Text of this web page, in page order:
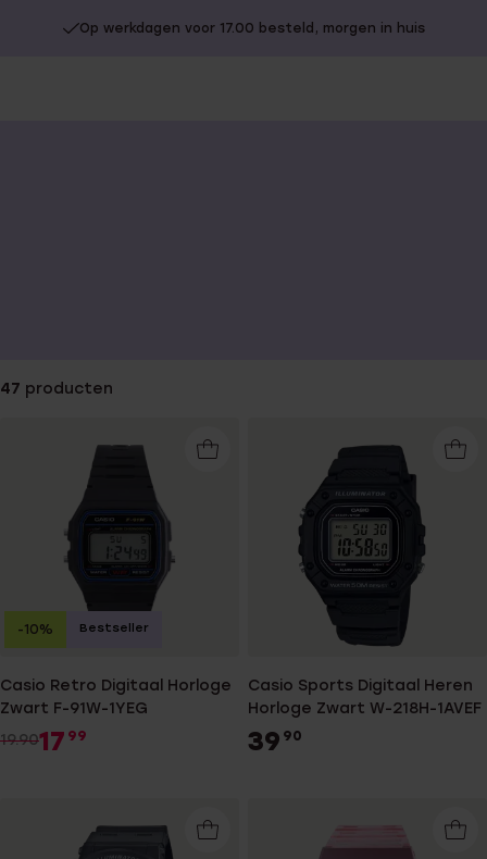
Op werkdagen voor 17.00 besteld, morgen in huis
Gratis verzending vanaf €49
47 producten
Casio Retro Digitaal Horloge
Zwart F-91W-1YEG
19.9017 99
-10% Bestseller
Casio Sports Digitaal Heren
Horloge Zwart W-218H-1AVEF
39 90